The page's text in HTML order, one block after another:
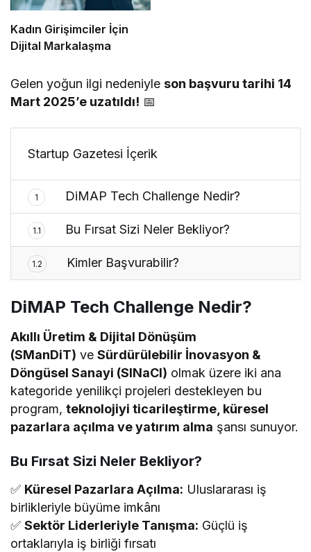
Kadın Girişimciler İçin
Dijital Markalaşma
Gelen yoğun ilgi nedeniyleson başvuru tarihi 14
Mart 2025’e uzatıldı! 📅
Startup Gazetesi İçerik
1 DiMAP Tech Challenge Nedir?
1.1 Bu Fırsat Sizi Neler Bekliyor?
1.2 Kimler Başvurabilir?
DiMAP Tech Challenge Nedir?
Akıllı Üretim & Dijital Dönüşüm
(SManDiT) veSürdürülebilir İnovasyon &
Döngüsel Sanayi (SINaCI) olmak üzere iki ana
kategoride yenilikçi projeleri destekleyen bu
program,teknolojiyi ticarileştirme, küresel
pazarlara açılma ve yatırım alma şansı sunuyor.
Bu Fırsat Sizi Neler Bekliyor?
✅ Küresel Pazarlara Açılma: Uluslararası iş
birlikleriyle büyüme imkânı
✅Sektör Liderleriyle Tanışma: Güçlü iş
ortaklarıyla iş birliği fırsatı